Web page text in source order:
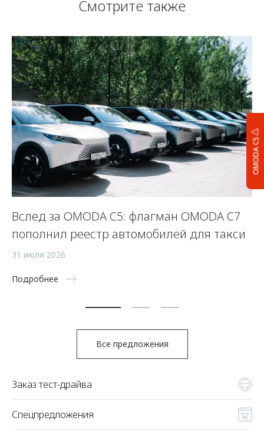
OMODA C5
Смотрите также
Вслед за OMODA C5: флагман OMODA C7
пополнил реестр автомобилей для такси
31 июля 2026
Подробнее
Все предложения
Заказ тест-драйва
Спецпредложения